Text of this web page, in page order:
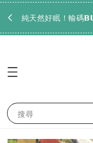
純天然好眠！輸
搜尋